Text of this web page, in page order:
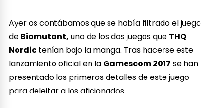
Ayer os contábamos que se había filtrado el juego
de Biomutant, uno de los dos juegos que THQ
Nordic tenían bajo la manga. Tras hacerse este
lanzamiento oficial en la Gamescom 2017 se han
presentado los primeros detalles de este juego
para deleitar a los aficionados.